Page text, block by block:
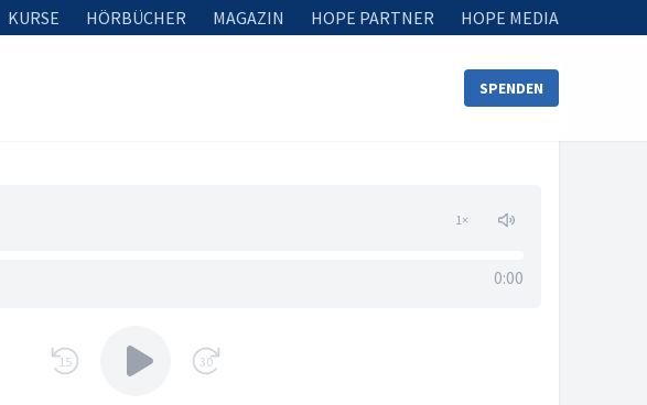
KURSE HÖRBÜCHER MAGAZIN HOPE PARTNER HOPE MEDIA
SPENDEN
1×
0:00
15 30